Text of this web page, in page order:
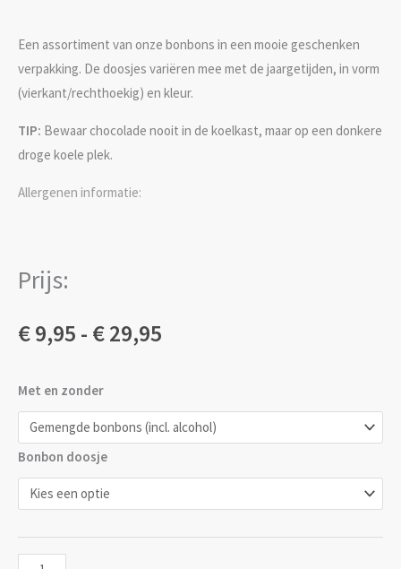
Een assortiment van onze bonbons in een mooie geschenken
verpakking. De doosjes variëren mee met de jaargetijden, in vorm
(vierkant/rechthoekig) en kleur.
TIP: Bewaar chocolade nooit in de koelkast, maar op een donkere
droge koele plek.
Allergenen informatie:
Prijs:
€9,95 - €29,95
tot
Met en zonder
Bonbon doosje
Bonbon
doosje
gevuld
aantal